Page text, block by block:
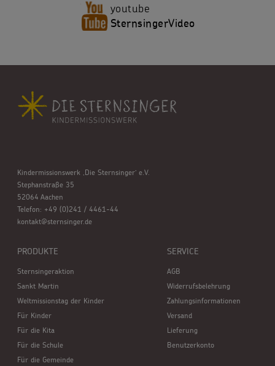
youtube
SternsingerVideo
Kindermissionswerk ,Die Sternsinger’ e.V.
Stephanstraße 35
52064 Aachen
Telefon: +49 (0)241 / 4461-44
kontakt@sternsinger.de
PRODUKTE
Sternsingeraktion
Sankt Martin
Weltmissionstag der Kinder
Für Kinder
Für die Kita
Für die Schule
Für die Gemeinde
SERVICE
AGB
Widerrufsbelehrung
Zahlungsinformationen
Versand
Lieferung
Benutzerkonto